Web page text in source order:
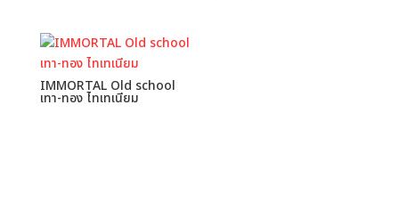
IMMORTAL Old school
เทา-ทอง ไทเทเนียม